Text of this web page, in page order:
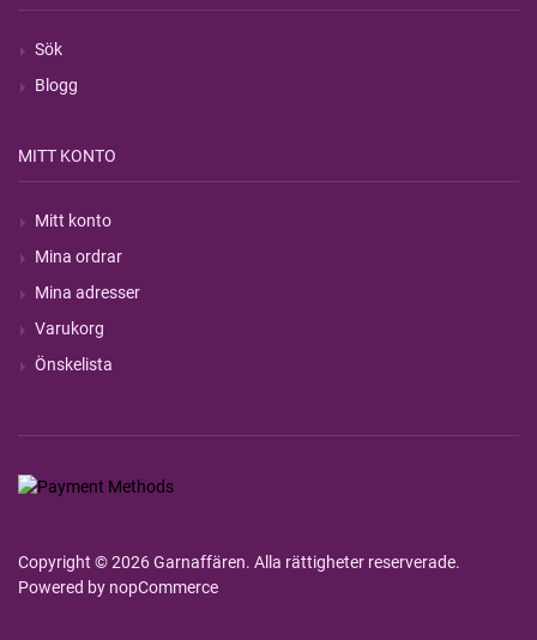
Sök
Blogg
MITT KONTO
Mitt konto
Mina ordrar
Mina adresser
Varukorg
Önskelista
Copyright © 2026 Garnaffären. Alla rättigheter reserverade.
Powered by nopCommerce